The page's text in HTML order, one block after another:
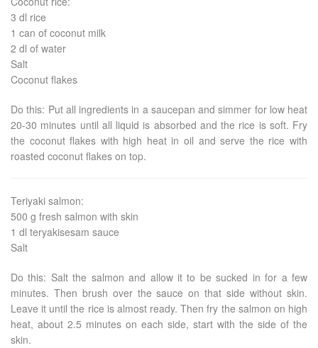
3 dl rice
1 can of coconut milk
2 dl of water
Salt
Coconut flakes
Do this: Put all ingredients in a saucepan and simmer for low heat
20-30 minutes until all liquid is absorbed and the rice is soft. Fry
the coconut flakes with high heat in oil and serve the rice with
roasted coconut flakes on top.
Teriyaki salmon:
500 g fresh salmon with skin
1 dl teryakisesam sauce
Salt
Do this: Salt the salmon and allow it to be sucked in for a few
minutes. Then brush over the sauce on that side without skin.
Leave it until the rice is almost ready. Then fry the salmon on high
heat, about 2.5 minutes on each side, start with the side of the
skin.